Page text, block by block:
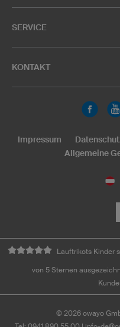
SERVICE
KONTAKT
Impressum
Allgemeine
Lauftrikots
von 5 Sternen
© 2026owayo